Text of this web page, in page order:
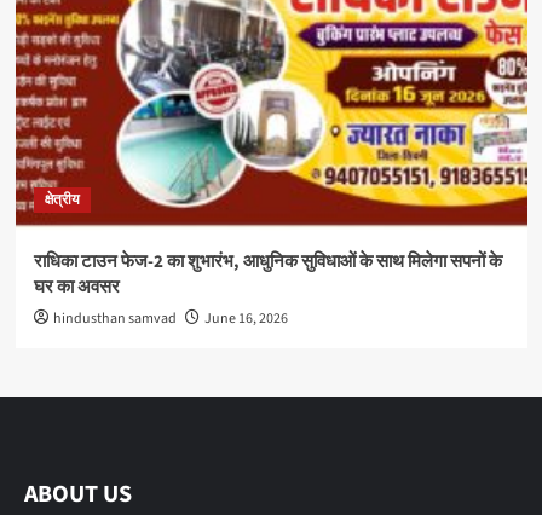
क्षेत्रीय
राधिका टाउन फेज-2 का शुभारंभ, आधुनिक सुविधाओं के साथ मिलेगा सपनों के
घर का अवसर
hindusthan samvad June 16, 2026
ABOUT US